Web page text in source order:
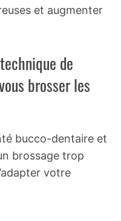
et augmenter
de
brosser les
bucco-dentaire et
brossage trop
votre